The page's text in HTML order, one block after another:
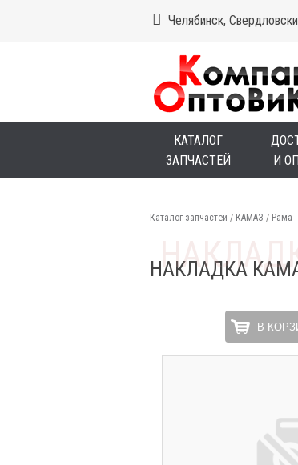
Челябинск,
КАТАЛОГ
ЗАПЧАСТЕЙ
И
Каталог запчастей / КАМАЗ / Рама
НАКЛАДКА
В